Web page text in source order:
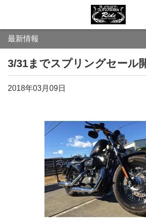
最新情報
3/31までスプリングセール
2018年03月09日